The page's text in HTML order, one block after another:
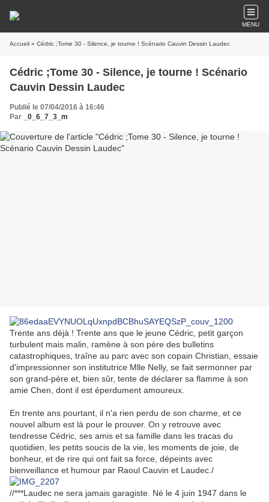
MENU
Accueil » Cédric ;Tome 30 - Silence, je tourne ! Scénario Cauvin Dessin Laudec
Cédric ;Tome 30 - Silence, je tourne ! Scénario
Cauvin Dessin Laudec
Publié le 07/04/2016 à 16:46
Par
_0_6_7_3_m
Trente ans déjà ! Trente ans que le jeune Cédric, petit garçon
turbulent mais malin, ramène à son père des bulletins
catastrophiques, traîne au parc avec son copain Christian, essaie
d'impressionner son institutrice Mlle Nelly, se fait sermonner par
son grand-père et, bien sûr, tente de déclarer sa flamme à son
amie Chen, dont il est éperdument amoureux.
En trente ans pourtant, il n'a rien perdu de son charme, et ce
nouvel album est là pour le prouver. On y retrouve avec
tendresse Cédric, ses amis et sa famille dans les tracas du
quotidien, les petits soucis de la vie, les moments de joie, de
bonheur, et de rire qui ont fait sa force, dépeints avec
bienveillance et humour par Raoul Cauvin et Laudec./
//***Laudec ne sera jamais garagiste. Né le 4 juin 1947 dans le